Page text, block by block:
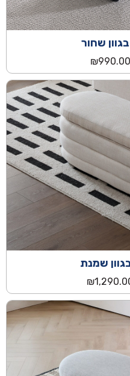
שחור
המחיר
₪1,890.00.
₪990.00
הנוכחי
הוא:
₪990.00.
שמנת
₪
הנוכחי
הוא:
₪1,290.00.